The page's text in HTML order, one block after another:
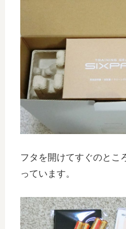
フタを開けてすぐのとこ
っています。